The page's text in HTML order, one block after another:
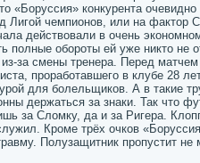
«Боруссия» конкурента очевидно
Лигой чемпионов, или на фактор
действовали в очень
полные обороты ей уже никто не
за смены тренера. Перед
проработавшего в клубе 28
для болельщиков. А в такие
держаться за знаки. Так что
за Сломку, да и за Ригера.
Кроме трёх очков
Полузащитник пропустит не